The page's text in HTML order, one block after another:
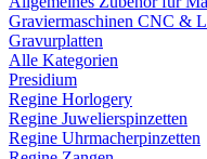
Graviermaschinen CNC &
Gravurplatten
Alle Kategorien
Presidium
Regine Horlogery
Regine Juwelierspinzetten
Regine Uhrmacherpinzetten